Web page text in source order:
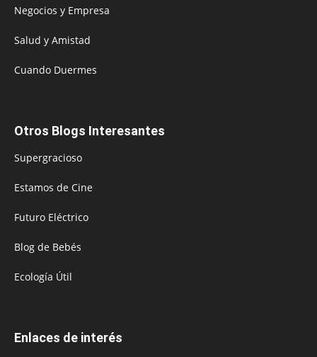
Negocios y Empresa
Salud y Amistad
Cuando Duermes
Otros Blogs Interesantes
Supergracioso
Estamos de Cine
Futuro Eléctrico
Blog de Bebés
Ecología Útil
Enlaces de interés